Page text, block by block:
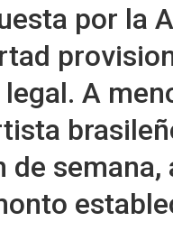
por la
A
semana,